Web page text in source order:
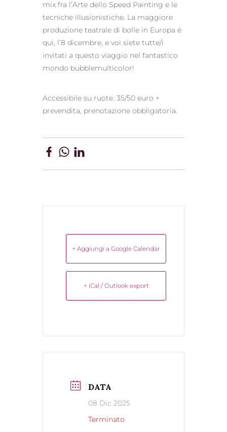
mix fra l’Arte dello Speed Painting e le
tecniche illusionistiche. La maggiore
produzione teatrale di bolle in Europa è
qui, l’8 dicembre, e voi siete tutte/i
invitati a questo viaggio nel fantastico
mondo bubblemulticolor!
Accessibile su ruote. 35/50 euro +
prevendita, prenotazione obbligatoria.
+ Aggiungi a Google Calendar
+ iCal / Outlook export
DATA
08 Dic 2025
Terminato